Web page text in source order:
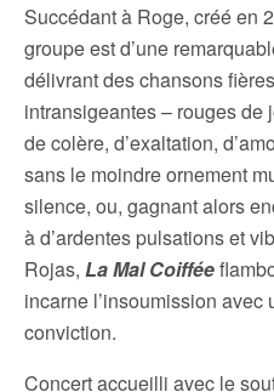
Succédant à Roge, créé en
groupe est d’une
délivrant des chansons
intransigeantes – rouges de
de colère, d’exaltation,
sans le moindre ornement
silence, ou, gagnant alors
à d’ardentes pulsations et
Rojas, La Mal Coiffée
incarne l’insoumission
conviction.
Concert accueilli avec le